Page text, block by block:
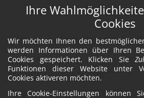
Ihre
Cookies
Wir möchten Ihnen den
werden Informationen über Ihren
Cookies gespeichert. Klicken Sie
Funktionen dieser Website unter
Cookies aktiveren möchten.
Ihre Cookie-Einstellungen können